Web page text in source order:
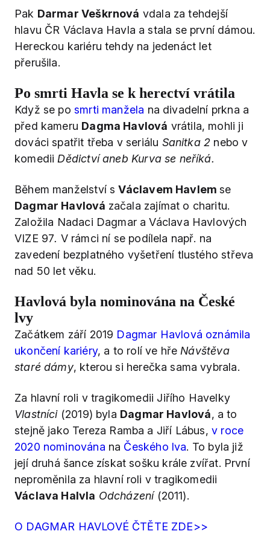
Pak Darmar Veškrnová vdala za tehdejší
hlavu ČR Václava Havla a stala se první dámou.
Hereckou kariéru tehdy na jedenáct let
přerušila.
Po smrti Havla se k herectví vrátila
Když se po smrti manžela na divadelní prkna a
před kameru Dagma Havlová vrátila, mohli ji
dováci spatřit třeba v seriálu Sanitka 2 nebo v
komedii Dědictví aneb Kurva se neříká.
Během manželství sVáclavem Havlemse
Dagmar Havlová začala zajímat o charitu.
Založila Nadaci Dagmar a Václava Havlových
VIZE 97. V rámci ní se podílela např. na
zavedení bezplatného vyšetření tlustého střeva
nad 50 let věku.
Havlová byla nominována na České
lvy
Začátkem září 2019 Dagmar Havlová oznámila
ukončení kariéry, a to rolí ve hře Návštěva
staré dámy, kterou si herečka sama vybrala.
Za hlavní roli v tragikomedii Jiřího Havelky
Vlastníci(2019) byla Dagmar Havlová, a to
stejně jako Tereza Ramba a Jiří Lábus,v roce
2020 nominována na Českého lva. To byla již
její druhá šance získat sošku krále zvířat. První
neproměnila za hlavní roli v tragikomedii
Václava Halvla Odcházení(2011).
O DAGMAR HAVLOVÉ ČTĚTE ZDE>>